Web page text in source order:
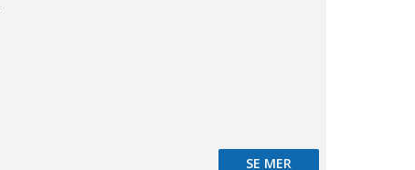
SE MER